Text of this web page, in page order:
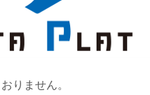
りません。